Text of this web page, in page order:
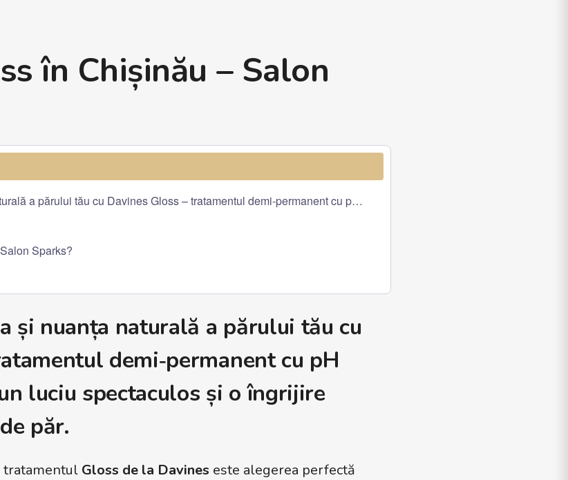
în Chișinău – Salon
a părului tău cu Davines Gloss – tratamentul demi‑permanent cu pH acid, creat pentru un luciu spectaculos și
Sparks?
și nuanța naturală a părului tău cu
demi‑permanent cu pH
luciu spectaculos și o îngrijire
păr.
tratamentul Gloss de la Davines este alegerea perfectă